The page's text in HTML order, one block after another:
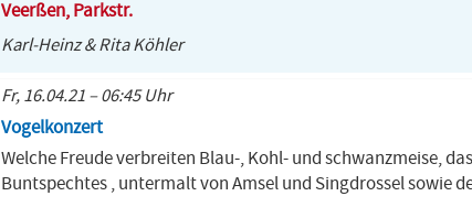
Veerßen, Parkstr.
Karl-Heinz & Rita Köhler
Fr, 16.04.21 – 06:45 Uhr
Vogelkonzert
Welche Freude verbreiten Blau-, Kohl- und schwanzmeise,
Buntspechtes , untermalt von Amsel und Singdrossel sowie